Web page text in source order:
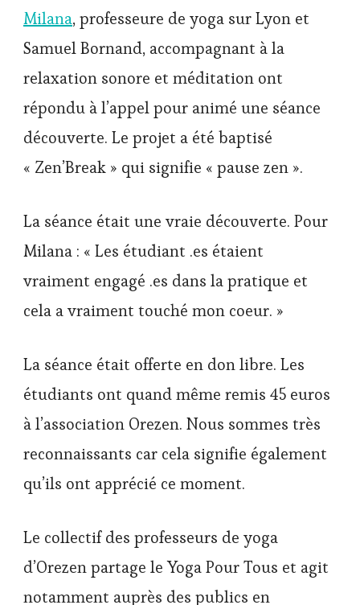
Milana, professeure de yoga sur Lyon et
Samuel Bornand, accompagnant à la
relaxation sonore et méditation ont
répondu à l’appel pour animé une séance
découverte. Le projet a été baptisé
« Zen’Break » qui signifie « pause zen ».
La séance était une vraie découverte. Pour
Milana : « Les étudiant .es étaient
vraiment engagé .es dans la pratique et
cela a vraiment touché mon coeur. »
La séance était offerte en don libre. Les
étudiants ont quand même remis 45 euros
à l’association Orezen. Nous sommes très
reconnaissants car cela signifie également
qu’ils ont apprécié ce moment.
Le collectif des professeurs de yoga
d’Orezen partage le Yoga Pour Tous et agit
notamment auprès des publics en